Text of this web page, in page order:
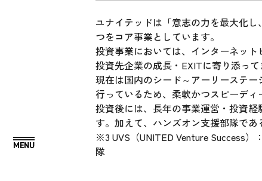
ユナイテッドは「意志の力を最大化
つをコア事業としています。
投資事業においては、インターネット
投資先企業の成長・EXITに寄り添って
現在は国内のシード～アーリーステ
行っているため、柔軟かつスピーディ
投資後には、長年の事業運営・投資
す。加えて、ハンズオン支援部隊で
※3 UVS（UNITED Venture Success
隊